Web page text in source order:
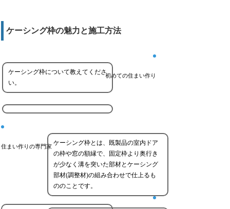
ケーシング枠の魅力と施工方法
初めての住まい作り
ケーシング枠について教えてくださ
い。
住まい作りの専門家 ケーシング枠とは、既製品の室内ドア
の枠や窓の額縁で、固定枠より奥行き
が少なく溝を突いた部材とケーシング
部材(調整材)の組み合わせで仕上るも
ののことです。